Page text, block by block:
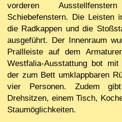
vorderen
Schiebefenstern. Die Leisten
die Radkappen und die
ausgeführt. Der Innenraum
Prallleiste auf dem
Westfalia-Ausstattung bot
der zum Bett umklappbaren
vier Personen. Zudem
Drehsitzen, einem Tisch,
Staumöglichkeiten.